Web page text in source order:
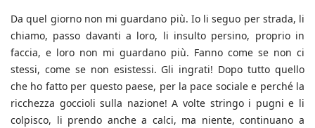
Da quel giorno non mi guardano più. Io li seguo per strada, li
chiamo, passo davanti a loro, li insulto persino, proprio in
faccia, e loro non mi guardano più. Fanno come se non ci
stessi, come se non esistessi. Gli ingrati! Dopo tutto quello
che ho fatto per questo paese, per la pace sociale e perché la
ricchezza goccioli sulla nazione! A volte stringo i pugni e li
colpisco, li prendo anche a calci, ma niente, continuano a